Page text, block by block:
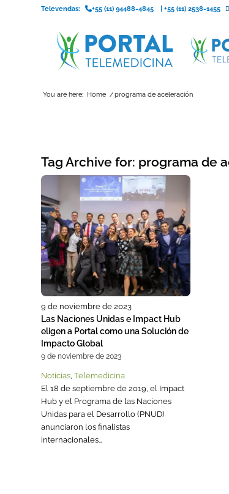
Televendas: +55 (11) 94488-4845 +55 (11) 2538-1455
You are here: Home / programa de aceleración
Tag Archive for: programa de
9 de noviembre de 2023
Las Naciones Unidas e Impact Hub
eligen a Portal como una Solución de
Impacto Global
9 de noviembre de 2023
Noticias Telemedicina
El 18 de septiembre de 2019, el Impact
Hub y el Programa de las Naciones
Unidas para el Desarrollo (PNUD)
anunciaron los finalistas
internacionales…